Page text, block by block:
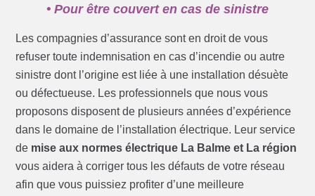
• Pour être couvert en cas de sinistre
Les compagnies d’assurance sont en droit de vous
refuser toute indemnisation en cas d’incendie ou autre
sinistre dont l’origine est liée à une installation désuète
ou défectueuse. Les professionnels que nous vous
proposons disposent de plusieurs années d’expérience
dans le domaine de l’installation électrique. Leur service
de mise aux normes électrique La Balme et La région
vous aidera à corriger tous les défauts de votre réseau
afin que vous puissiez profiter d’une meilleure